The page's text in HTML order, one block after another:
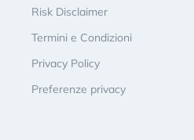
Risk Disclaimer
Termini e Condizioni
Privacy Policy
Preferenze privacy